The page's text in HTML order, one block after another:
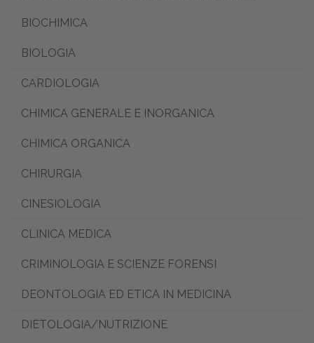
BIOCHIMICA
BIOLOGIA
CARDIOLOGIA
CHIMICA GENERALE E INORGANICA
CHIMICA ORGANICA
CHIRURGIA
CINESIOLOGIA
CLINICA MEDICA
CRIMINOLOGIA E SCIENZE FORENSI
DEONTOLOGIA ED ETICA IN MEDICINA
DIETOLOGIA/NUTRIZIONE